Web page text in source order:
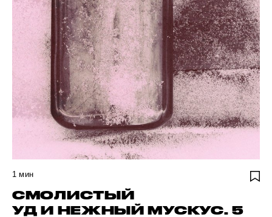
1 мин
СМОЛИСТЫЙ
УД И НЕЖНЫЙ МУСКУС. 5